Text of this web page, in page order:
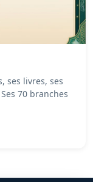
ses livres, ses
70 branches